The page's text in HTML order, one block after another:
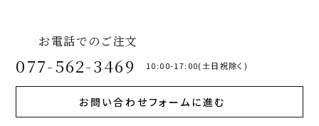
お電話でのご注文
077-562-3469 10:00-17:00(土日祝除く)
お問い合わせフォームに進む